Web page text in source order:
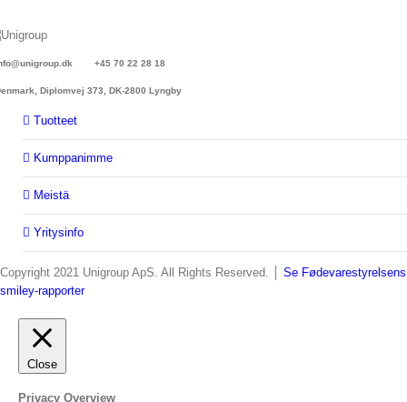
+45 70 22 28 18
Diplomvej 373, DK-2800 Lyngby
Tuotteet
Kumppanimme
Meistä
Yritysinfo
Copyright 2021 Unigroup ApS. All Rights Reserved. │ Se Fødevarestyrelsens
smiley-rapporter
Close
Privacy Overview